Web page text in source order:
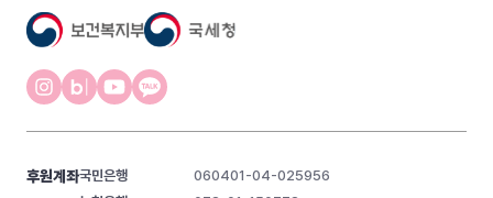
후원계좌국민은행
060401-04-025956